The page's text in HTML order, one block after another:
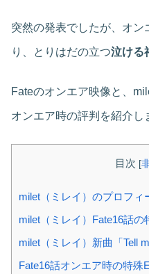
突然の発表でしたが、オ
り、とりはだの立つ泣ける
Fateのオンエア映像と、
オンエア時の評判を紹介し
目次 [
milet（ミレイ）のプロフィ
milet（ミレイ）Fate16話
milet（ミレイ）新曲「Tell
Fate16話オンエア時の特殊